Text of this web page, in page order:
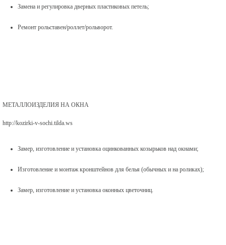
Замена и регулировка дверных пластиковых петель;
Ремонт рольставен/роллет/рольворот.
МЕТАЛЛОИЗДЕЛИЯ НА ОКНА
http://kozirki-v-sochi.tilda.ws
Замер, изготовление и установка оцинкованных козырьков над окнами;
Изготовление и монтаж кронштейнов для белья (обычных и на роликах);
Замер, изготовление и установка оконных цветочниц.